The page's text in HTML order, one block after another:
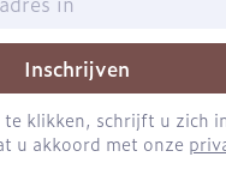
Inschrijven
klikken, schrijft u zich
u akkoord met onze